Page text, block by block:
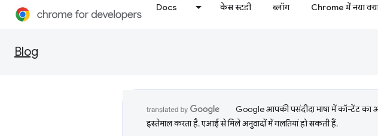
Docs केस स्टडी ब्लॉग Chrome में नया
Blog
Google आपकी पसंदीदा भाषा में कॉन्टेंट
इस्तेमाल करता है. एआई से मिले अनुवादों में गलतियां हो सकती हैं.